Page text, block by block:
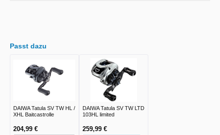
Passt dazu
DAIWA Tatula SV TW HL /
XHL Baitcastrolle
204,99 €
DAIWA Tatula SV TW LTD
103HL limited
259,99 €